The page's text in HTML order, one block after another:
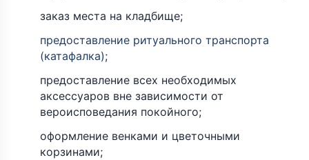
заказ места на кладбище;
предоставление ритуального транспорта
(катафалка);
предоставление всех необходимых
аксессуаров вне зависимости от
вероисповедания покойного;
оформление венками и цветочными
корзинами;